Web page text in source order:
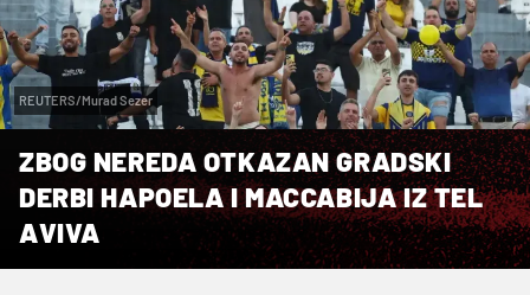
REUTERS/Murad Sezer
ZBOG NEREDA OTKAZAN GRADSKI
DERBI HAPOELA I MACCABIJA IZ TEL
AVIVA